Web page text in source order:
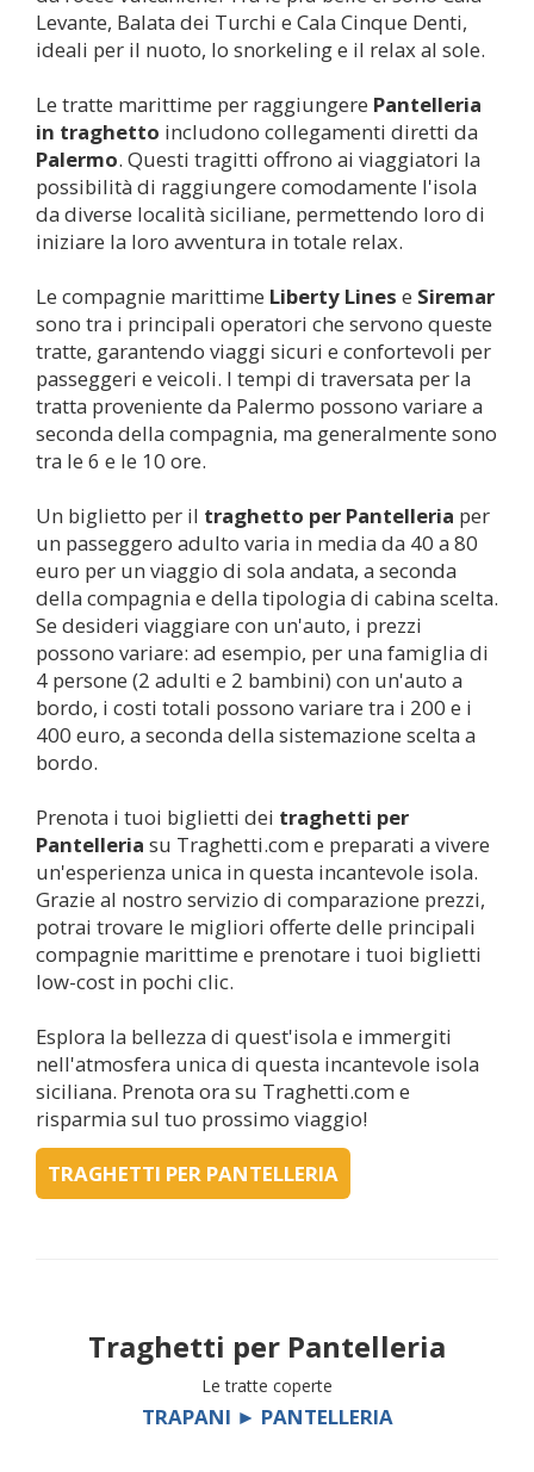
Levante, Balata dei Turchi e Cala Cinque Denti,
ideali per il nuoto, lo snorkeling e il relax al sole.
Le tratte marittime per raggiungere Pantelleria
in traghetto includono collegamenti diretti da
Palermo. Questi tragitti offrono ai viaggiatori la
possibilità di raggiungere comodamente l'isola
da diverse località siciliane, permettendo loro di
iniziare la loro avventura in totale relax.
Le compagnie marittime Liberty Lines e Siremar
sono tra i principali operatori che servono queste
tratte, garantendo viaggi sicuri e confortevoli per
passeggeri e veicoli. I tempi di traversata per la
tratta proveniente da Palermo possono variare a
seconda della compagnia, ma generalmente sono
tra le 6 e le 10 ore.
Un biglietto per il traghetto per Pantelleria per
un passeggero adulto varia in media da 40 a 80
euro per un viaggio di sola andata, a seconda
della compagnia e della tipologia di cabina scelta.
Se desideri viaggiare con un'auto, i prezzi
possono variare: ad esempio, per una famiglia di
4 persone (2 adulti e 2 bambini) con un'auto a
bordo, i costi totali possono variare tra i 200 e i
400 euro, a seconda della sistemazione scelta a
bordo.
Prenota i tuoi biglietti dei traghetti per
Pantelleria su Traghetti.com e preparati a vivere
un'esperienza unica in questa incantevole isola.
Grazie al nostro servizio di comparazione prezzi,
potrai trovare le migliori offerte delle principali
compagnie marittime e prenotare i tuoi biglietti
low-cost in pochi clic.
Esplora la bellezza di quest'isola e immergiti
nell'atmosfera unica di questa incantevole isola
siciliana. Prenota ora su Traghetti.com e
risparmia sul tuo prossimo viaggio!
TRAGHETTI PER PANTELLERIA
Traghetti per Pantelleria
Le tratte coperte
TRAPANI ► PANTELLERIA